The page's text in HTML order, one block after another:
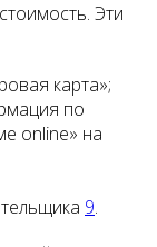
Эти
карта»;
по
online» на
9.